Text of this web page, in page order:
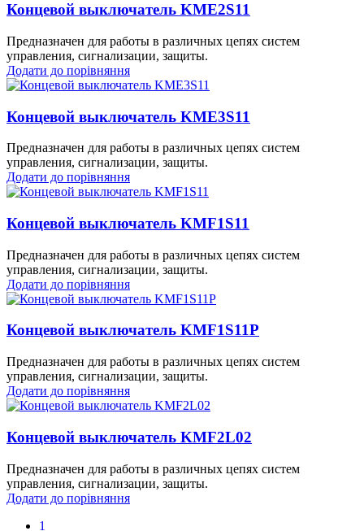
Концевой выключатель KME2S11
Предназначен для работы в различных цепях систем
управления, сигнализации, защиты.
Додати до порівняння
Концевой выключатель KME3S11
Предназначен для работы в различных цепях систем
управления, сигнализации, защиты.
Додати до порівняння
Концевой выключатель KMF1S11
Предназначен для работы в различных цепях систем
управления, сигнализации, защиты.
Додати до порівняння
Концевой выключатель KMF1S11P
Предназначен для работы в различных цепях систем
управления, сигнализации, защиты.
Додати до порівняння
Концевой выключатель KMF2L02
Предназначен для работы в различных цепях систем
управления, сигнализации, защиты.
Додати до порівняння
1